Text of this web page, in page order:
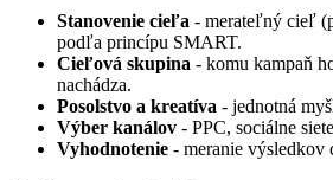
Stanovenie cieľa - merateľný cieľ
podľa princípu SMART.
Cieľová skupina - komu kampaň
nachádza.
Posolstvo a kreatíva - jednotná
Výber kanálov - PPC, sociálne
Vyhodnotenie - meranie výsledkov